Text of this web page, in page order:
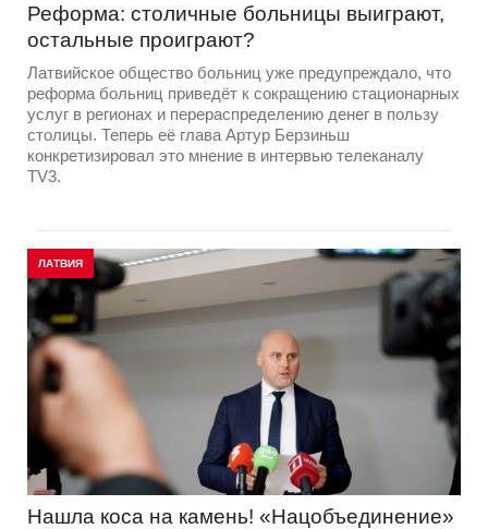
Реформа: столичные больницы выиграют,
остальные проиграют?
Латвийское общество больниц уже предупреждало, что
реформа больниц приведёт к сокращению стационарных
услуг в регионах и перераспределению денег в пользу
столицы. Теперь её глава Артур Берзиньш
конкретизировал это мнение в интервью телеканалу
TV3.
ЛАТВИЯ
Нашла коса на камень! «Нацобъединение»